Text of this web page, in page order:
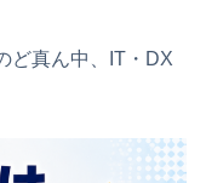
ど真ん中、IT・DX